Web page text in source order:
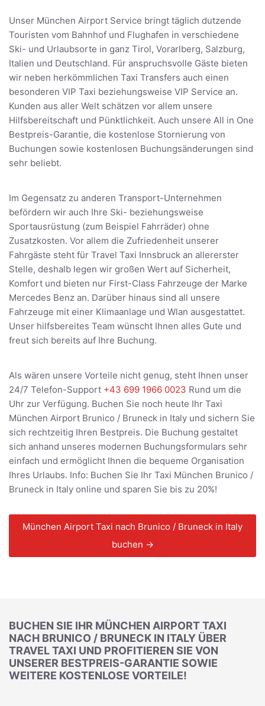
Unser München Airport Service bringt täglich dutzende
Touristen vom Bahnhof und Flughafen in verschiedene
Ski- und Urlaubsorte in ganz Tirol, Vorarlberg, Salzburg,
Italien und Deutschland. Für anspruchsvolle Gäste bieten
wir neben herkömmlichen Taxi Transfers auch einen
besonderen VIP Taxi beziehungsweise VIP Service an.
Kunden aus aller Welt schätzen vor allem unsere
Hilfsbereitschaft und Pünktlichkeit. Auch unsere All in One
Bestpreis-Garantie, die kostenlose Stornierung von
Buchungen sowie kostenlosen Buchungsänderungen sind
sehr beliebt.
Im Gegensatz zu anderen Transport-Unternehmen
befördern wir auch Ihre Ski- beziehungsweise
Sportausrüstung (zum Beispiel Fahrräder) ohne
Zusatzkosten. Vor allem die Zufriedenheit unserer
Fahrgäste steht für Travel Taxi Innsbruck an allererster
Stelle, deshalb legen wir großen Wert auf Sicherheit,
Komfort und bieten nur First-Class Fahrzeuge der Marke
Mercedes Benz an. Darüber hinaus sind all unsere
Fahrzeuge mit einer Klimaanlage und Wlan ausgestattet.
Unser hilfsbereites Team wünscht Ihnen alles Gute und
freut sich bereits auf Ihre Buchung.
Als wären unsere Vorteile nicht genug, steht Ihnen unser
24/7 Telefon-Support +43 699 1966 0023 Rund um die
Uhr zur Verfügung. Buchen Sie noch heute Ihr Taxi
München Airport Brunico / Bruneck in Italy und sichern Sie
sich rechtzeitig Ihren Bestpreis. Die Buchung gestaltet
sich anhand unseres modernen Buchungsformulars sehr
einfach und ermöglicht Ihnen die bequeme Organisation
Ihres Urlaubs. Info: Buchen Sie Ihr Taxi München Brunico /
Bruneck in Italy online und sparen Sie bis zu 20%!
München Airport Taxi nach Brunico / Bruneck in Italy
buchen →
BUCHEN SIE IHR MÜNCHEN AIRPORT TAXI
NACH BRUNICO / BRUNECK IN ITALY ÜBER
TRAVEL TAXI UND PROFITIEREN SIE VON
UNSERER BESTPREIS-GARANTIE SOWIE
WEITERE KOSTENLOSE VORTEILE!